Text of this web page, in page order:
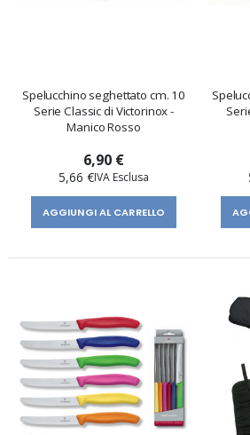
Spelucchino seghettato cm. 10
Serie Classic di Victorinox -
Manico Rosso
6,90 €
5,66 €
AGGIUNGI AL CARRELLO